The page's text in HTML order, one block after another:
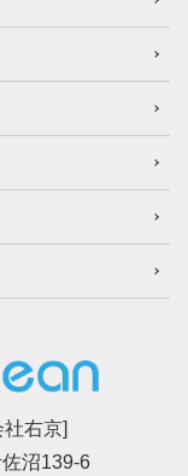
右京]
沼139-6